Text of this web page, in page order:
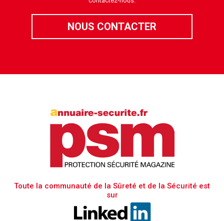
NOUS CONTACTER
Toute la communauté de la Sûreté et de la Sécurité est
sur